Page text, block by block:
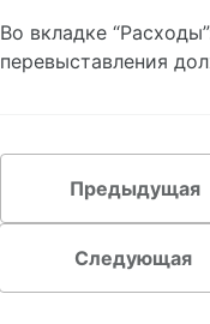
Почта
Этран
Во вкладке
перевыставления
Предыдущая
Следующая